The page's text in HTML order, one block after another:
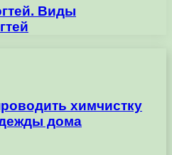
Виды
химчистку
дома